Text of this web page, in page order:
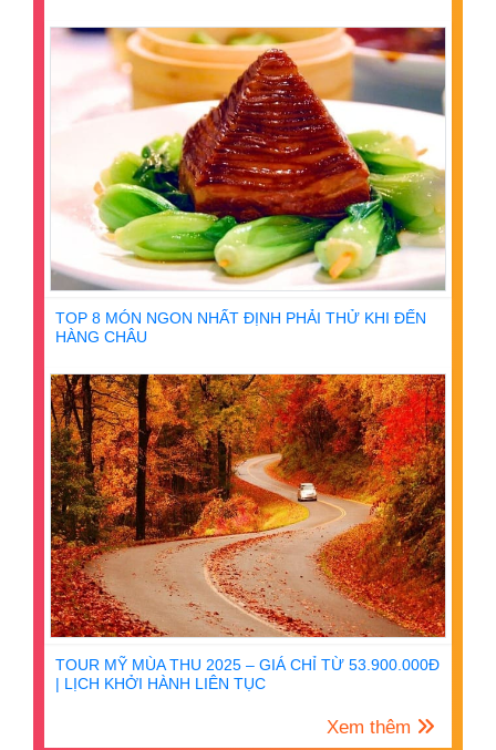
TOP 8 MÓN NGON NHẤT ĐỊNH PHẢI THỬ KHI ĐẾN
HÀNG CHÂU
TOUR MỸ MÙA THU 2025 – GIÁ CHỈ TỪ 53.900.000Đ
| LỊCH KHỞI HÀNH LIÊN TỤC
Xem thêm